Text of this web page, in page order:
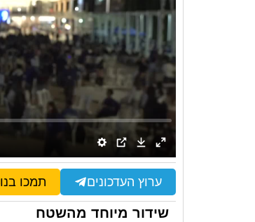
ערוץ העדכונים תמכו בנו
שידור מיוחד מהשטח